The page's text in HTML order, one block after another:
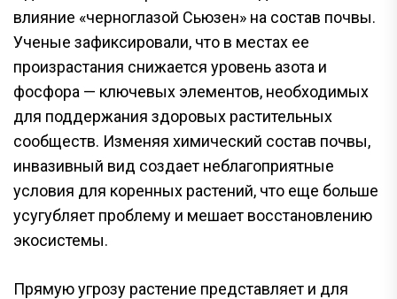
влияние «черноглазой Сьюзен» на состав почвы.
Ученые зафиксировали, что в местах ее
произрастания снижается уровень азота и
фосфора — ключевых элементов, необходимых
для поддержания здоровых растительных
сообществ. Изменяя химический состав почвы,
инвазивный вид создает неблагоприятные
условия для коренных растений, что еще больше
усугубляет проблему и мешает восстановлению
экосистемы.
Прямую угрозу растение представляет и для